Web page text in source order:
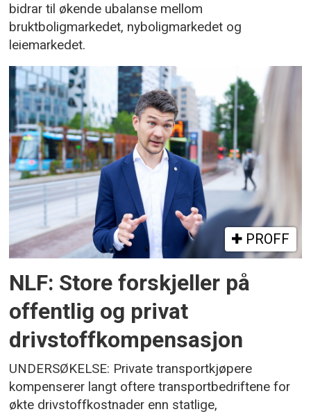
bidrar til økende ubalanse mellom
bruktboligmarkedet, nyboligmarkedet og
leiemarkedet.
PROFF
NLF: Store forskjeller på
offentlig og privat
drivstoffkompensasjon
UNDERSØKELSE: Private transportkjøpere
kompenserer langt oftere transportbedriftene for
økte drivstoffkostnader enn statlige,